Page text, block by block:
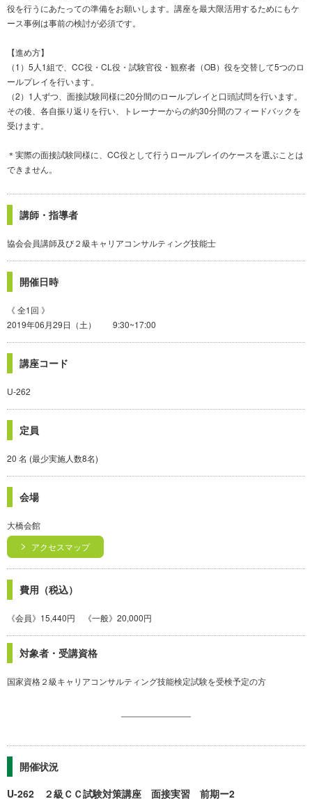
役を行うにあたっての準備をお願いします。講座を最大限活用するためにもケ
ース事例は事前の検討が必須です。
【進め方】
（1）5人1組で、CC役・CL役・試験官役・観察者（OB）役を交替して5つのロ
ールプレイを行います。
（2）1人ずつ、面接試験同様に20分間のロールプレイと口頭試問を行います。
その後、各自振り返りを行い、トレーナーからの約30分間のフィードバックを
受けます。
＊実際の面接試験同様に、CC役として行うロールプレイのケースを選ぶことは
できません。
講師・指導者
協会会員講師及び２級キャリアコンサルティング技能士
開催日時
《 全1回 》
2019年06月29日（土） 9:30~17:00
講座コード
U-262
定員
20 名 (最少実施人数8名)
会場
大橋会館
アクセスマップ
費用（税込）
《会員》15,440円 《一般》20,000円
対象者・受講資格
国家資格２級キャリアコンサルティング技能検定試験を受検予定の方
開催状況
U-262 ２級ＣＣ試験対策講座 面接実習 前期ー2